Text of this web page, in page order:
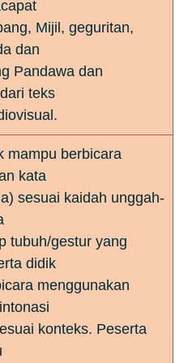
Mijil, geguritan,
dan
Pandawa dan
teks
mampu berbicara
kata
sesuai kaidah unggah-
tubuh/gestur yang
didik
menggunakan
konteks. Peserta